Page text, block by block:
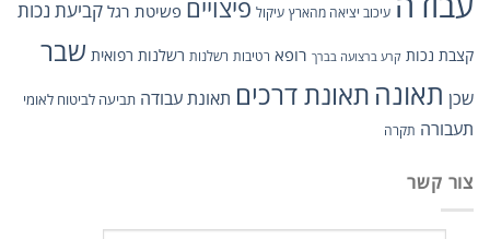
עיכוב יציאה מהארץ עיקול פיצויים פשיטת רגל קביעת נכות
קצבת נכות קרע ברצועה בברך רופא רטיבות רשלנות רשלנות רפואית שבר
שכן תאונה תאונת דרכים תאונת עבודה תביעה לביטוח לאומי
תעבורה תקרה
צור קשר